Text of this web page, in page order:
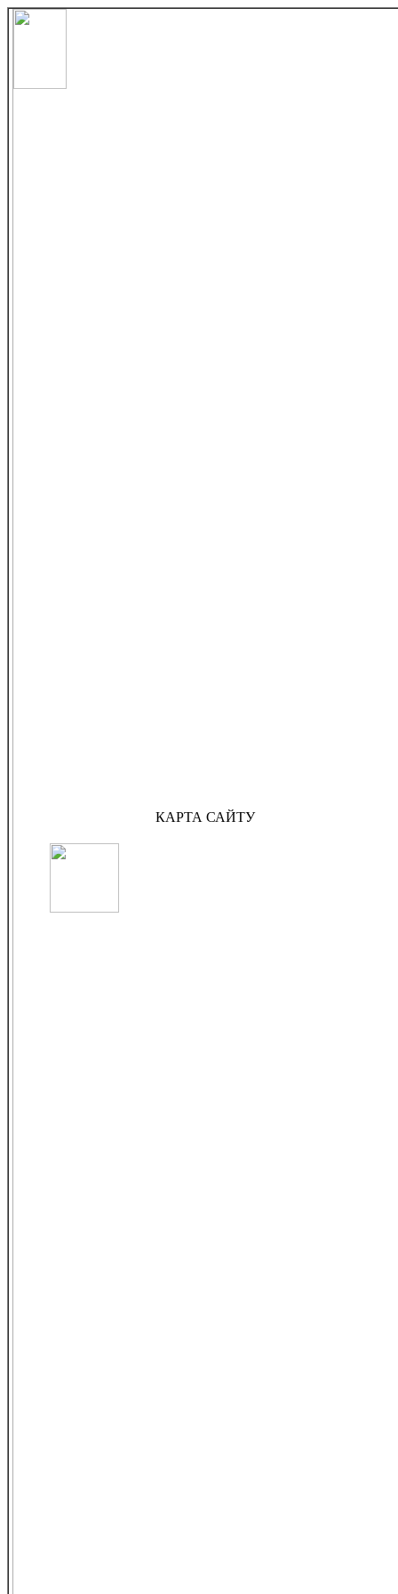
КАРТА САЙТУ